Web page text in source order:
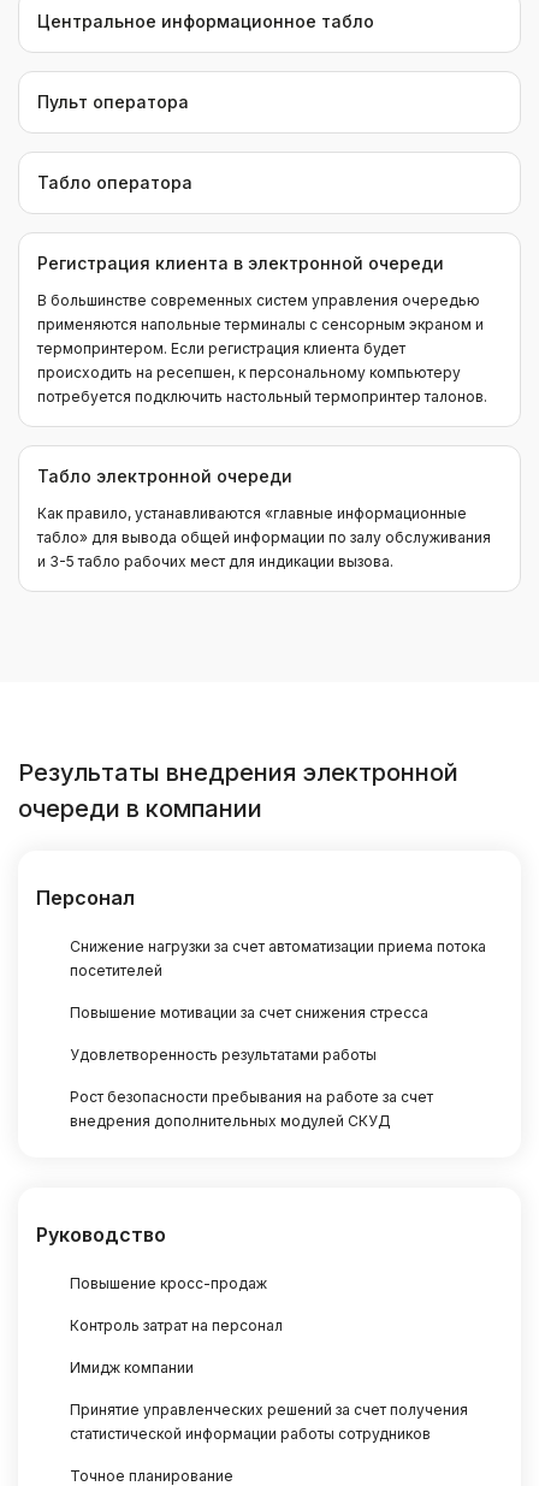
Центральное информационное табло
Пульт оператора
Табло оператора
Регистрация клиента в электронной очереди
В большинстве современных систем управления очередью
применяются напольные терминалы с сенсорным экраном и
термопринтером. Если регистрация клиента будет
происходить на ресепшен, к персональному компьютеру
потребуется подключить настольный термопринтер талонов.
Табло электронной очереди
Как правило, устанавливаются «главные информационные
табло» для вывода общей информации по залу обслуживания
и 3-5 табло рабочих мест для индикации вызова.
Результаты внедрения электронной
очереди в компании
Персонал
Снижение нагрузки за счет автоматизации приема потока
посетителей
Повышение мотивации за счет снижения стресса
Удовлетворенность результатами работы
Рост безопасности пребывания на работе за счет
внедрения дополнительных модулей СКУД
Руководство
Повышение кросс-продаж
Контроль затрат на персонал
Имидж компании
Принятие управленческих решений за счет получения
статистической информации работы сотрудников
Точное планирование